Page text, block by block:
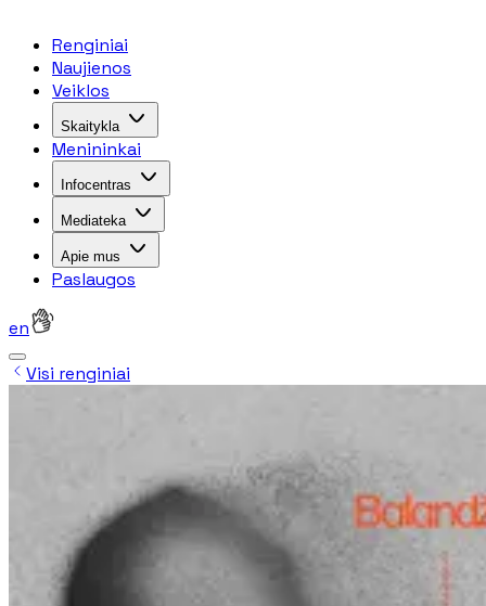
Renginiai
Naujienos
Veiklos
Skaitykla
Menininkai
Infocentras
Mediateka
Apie mus
Paslaugos
en
Visi renginiai